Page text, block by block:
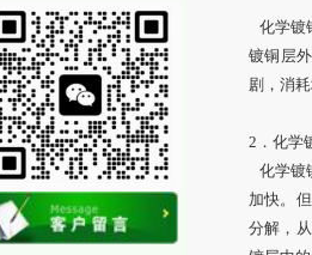
聚四氟乙烯焊接技术
聚四氟乙烯换热器制造技术
聚四氟乙烯换热器焊接技术
化学镀
镀铜层
剧，消
2．化学
化学镀
加快。
分解，